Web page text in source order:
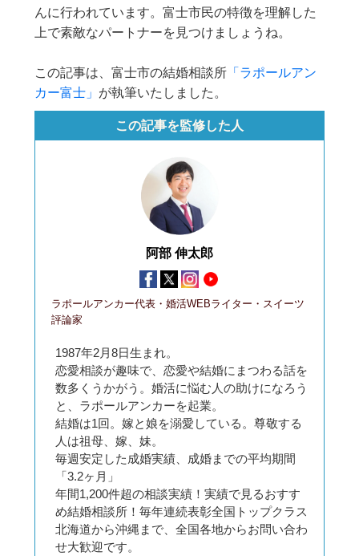
んに行われています。富士市民の特徴を理解した
上で素敵なパートナーを見つけましょうね。
この記事は、富士市の結婚相談所 「ラポールアン
カー富士」 が執筆いたしました。
この記事を監修した人
阿部 伸太郎
ラポールアンカー代表・婚活WEBライター・スイーツ
評論家
1987年2月8日生まれ。
恋愛相談が趣味で、恋愛や結婚にまつわる話を
数多くうかがう。婚活に悩む人の助けになろう
と、ラポールアンカーを起業。
結婚は1回。嫁と娘を溺愛している。尊敬する
人は祖母、嫁、妹。
毎週安定した成婚実績、成婚までの平均期間
「3.2ヶ月」
年間1,200件超の相談実績！実績で見るおすす
め結婚相談所！毎年連続表彰全国トップクラス
北海道から沖縄まで、全国各地からお問い合わ
せ大歓迎です。